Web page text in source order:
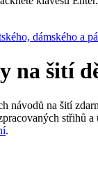
dámského a
na šití
návodů na šití
střihů
.